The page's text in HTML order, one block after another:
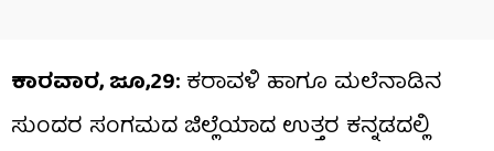
ಕಾರವಾರ, ಜೂ,29: ಕರಾವಳಿ ಹಾಗೂ ಮಲೆನಾಡಿನ
ಸುಂದರ ಸಂಗಮದ ಜಿಲ್ಲೆಯಾದ ಉತ್ತರ ಕನ್ನಡದಲ್ಲಿ